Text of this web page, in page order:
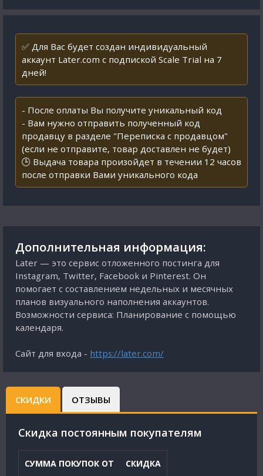
✅ Для Вас будет создан индивидуальный
аккаунт Later.com с подпиской Scale Trial на 7
дней!
- После оплаты Вы получите уникальный код
- Вам нужно отправить полученный код
продавцу в разделе "Переписка с продавцом"
(если не отправите, товар доставлен не будет)
🕒 Выдача товара произойдет в течении 12 часов
после отправки Вами уникального кода
Дополнительная информация:
Later — это сервис отложенного постинга для
Instagram, Twitter, Facebook и Pinterest. Он
помогает с составлением недельных и месячных
планов визуального наполнения аккаунтов.
Возможности сервиса: Планирование с помощью
календаря.
Сайт для входа - https://later.com/
СКИДКИ ОТЗЫВЫ
Cкидка постоянным покупателям
СУММА ПОКУПОК ОТ СКИДКА